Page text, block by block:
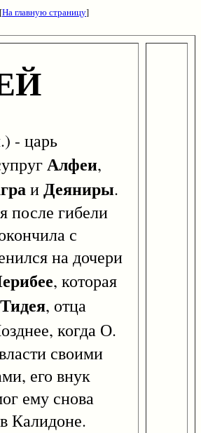
[На главную страницу]
царь
Алфеи,
иДеяниры.
после гибели
с
на дочери
, которая
Тидея, отца
когда О.
своими
его внук
ему снова
Калидоне.